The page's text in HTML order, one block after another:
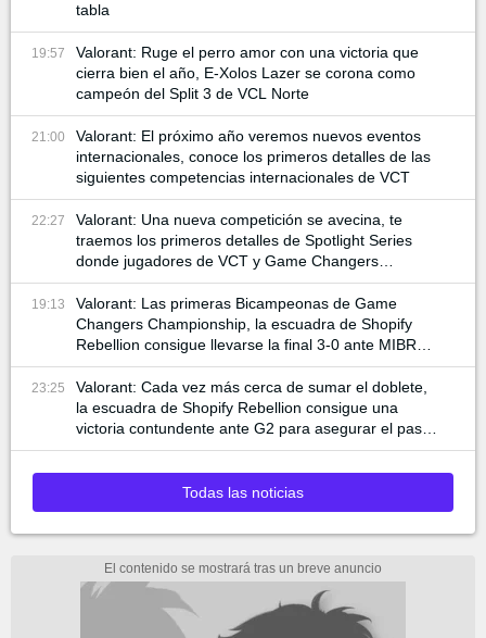
tabla
19:57
Valorant: Ruge el perro amor con una victoria que
cierra bien el año, E-Xolos Lazer se corona como
campeón del Split 3 de VCL Norte
21:00
Valorant: El próximo año veremos nuevos eventos
internacionales, conoce los primeros detalles de las
siguientes competencias internacionales de VCT
22:27
Valorant: Una nueva competición se avecina, te
traemos los primeros detalles de Spotlight Series
donde jugadores de VCT y Game Changers
participan
19:13
Valorant: Las primeras Bicampeonas de Game
Changers Championship, la escuadra de Shopify
Rebellion consigue llevarse la final 3-0 ante MIBR
para alzar la copa
23:25
Valorant: Cada vez más cerca de sumar el doblete,
la escuadra de Shopify Rebellion consigue una
victoria contundente ante G2 para asegurar el pase
a la final
Todas las noticias